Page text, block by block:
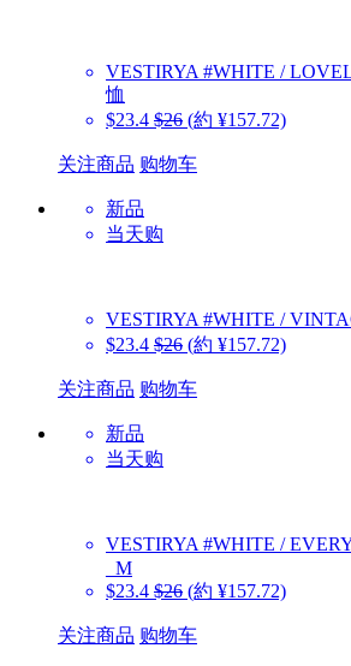
VESTIRYA #WHITE /
恤
$23.4 $26 (約 ¥157.72)
关注商品 购物车
新品
当天购
VESTIRYA #WHITE /
$23.4 $26 (約 ¥157.72)
关注商品 购物车
新品
当天购
VESTIRYA #WHITE /
_M
$23.4 $26 (約 ¥157.72)
关注商品 购物车